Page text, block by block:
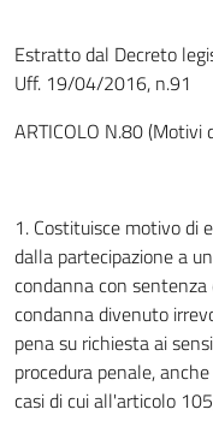
Estratto dal Decreto
Uff. 19/04/2016, n.91
ARTICOLO N.80 (Motivi
1. Costituisce motivo di
dalla partecipazione a
condanna con
condanna divenuto
pena su richiesta ai
procedura penale,
casi di cui all'articolo